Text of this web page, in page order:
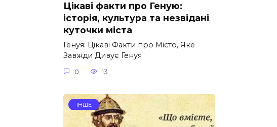
Цікаві факти про Геную:
історія, культура та незвідані
куточки міста
Генуя: Цікаві Факти про Місто, Яке
Завжди Дивує Генуя
0 13
ІНШЕ